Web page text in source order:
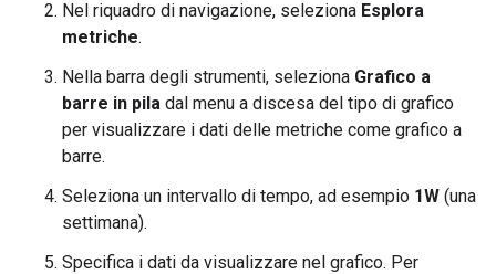
Nel riquadro di navigazione, seleziona Esplora
metriche.
Nella barra degli strumenti, seleziona Grafico a
barre in pila dal menu a discesa del tipo di grafico
per visualizzare i dati delle metriche come grafico a
barre.
Seleziona un intervallo di tempo, ad esempio 1W (una
settimana).
Specifica i dati da visualizzare nel grafico. Per